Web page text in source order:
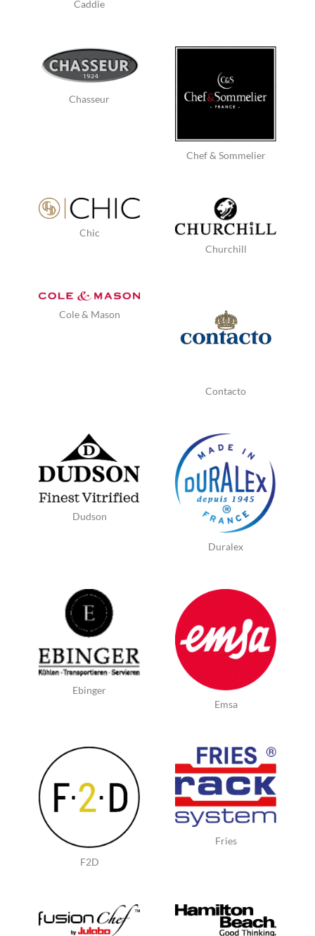
Caddie
Chasseur
Chef & Sommelier
Chic
Churchill
Cole & Mason
Contacto
Dudson
Duralex
Ebinger
Emsa
F2D
Fries